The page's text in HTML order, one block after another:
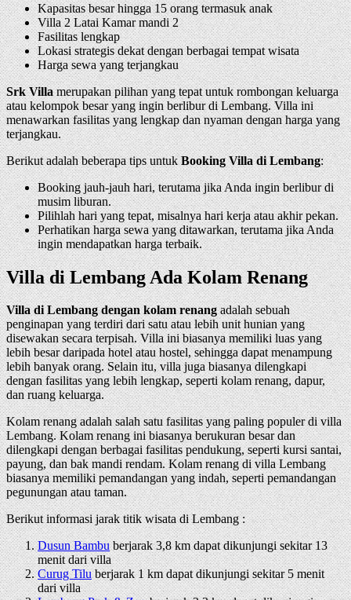
Kapasitas besar hingga 15 orang termasuk anak
Villa 2 Latai Kamar mandi 2
Fasilitas lengkap
Lokasi strategis dekat dengan berbagai tempat wisata
Harga sewa yang terjangkau
Srk Villamerupakan pilihan yang tepat untuk rombongan keluarga
atau kelompok besar yang ingin berlibur di Lembang. Villa ini
menawarkan fasilitas yang lengkap dan nyaman dengan harga yang
terjangkau.
Berikut adalah beberapa tips untukBooking Villa di Lembang:
Booking jauh-jauh hari, terutama jika Anda ingin berlibur di
musim liburan.
Pilihlah hari yang tepat, misalnya hari kerja atau akhir pekan.
Perhatikan harga sewa yang ditawarkan, terutama jika Anda
ingin mendapatkan harga terbaik.
Villa di Lembang Ada Kolam Renang
Villa di Lembang dengan kolam renangadalah sebuah
penginapan yang terdiri dari satu atau lebih unit hunian yang
disewakan secara terpisah. Villa ini biasanya memiliki luas yang
lebih besar daripada hotel atau hostel, sehingga dapat menampung
lebih banyak orang. Selain itu, villa juga biasanya dilengkapi
dengan fasilitas yang lebih lengkap, seperti kolam renang, dapur,
dan ruang keluarga.
Kolam renang adalah salah satu fasilitas yang paling populer di villa
Lembang. Kolam renang ini biasanya berukuran besar dan
dilengkapi dengan berbagai fasilitas pendukung, seperti kursi santai,
payung, dan bak mandi rendam. Kolam renang di villa Lembang
biasanya memiliki pemandangan yang indah, seperti pemandangan
pegunungan atau taman.
Berikut informasi jarak titik wisata di Lembang :
Dusun Bambuberjarak 3,8 km dapat dikunjungi sekitar 13
menit dari villa
Curug Tiluberjarak 1 km dapat dikunjungi sekitar 5 menit
dari villa